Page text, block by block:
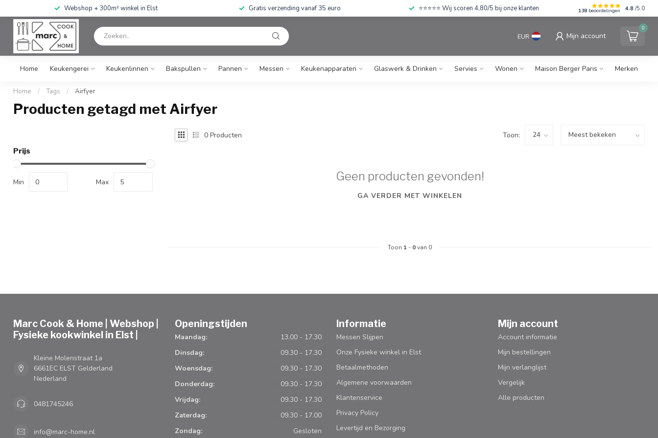
Webshop + 300m² winkel in Elst Gratis verzending vanaf 35 euro ⭐⭐⭐⭐⭐ Wij scoren 4,80/5 bij onze klanten 138 beoordelingen 4.8 /5.0
EUR Mijn account
0
Home Keukengerei Keukenlinnen Bakspullen Pannen Messen Keukenapparaten Glaswerk & Drinken Servies Wonen Maison Berger Paris Merken
Home / Tags / Airfyer
Producten getagd met Airfyer
Prijs
Min Max
0 Producten Toon:
Geen producten gevonden!
GA VERDER MET WINKELEN
Toon 1 - 0van 0
Marc Cook & Home | Webshop |
Fysieke kookwinkel in Elst |
Kleine Molenstraat 1a
6661EC ELST Gelderland
Nederland
0481745246
info@marc-home.nl
Openingstijden
Maandag:
13.00 - 17.30
Dinsdag:
09.30 - 17.30
Woensdag:
09.30 - 17.30
Donderdag:
09.30 - 17.30
Vrijdag:
09.30 - 17.30
Zaterdag:
09.30 - 17.00
Zondag:
Gesloten
Informatie
Messen Slijpen
Onze Fysieke winkel in Elst
Betaalmethoden
Algemene voorwaarden
Klantenservice
Privacy Policy
Levertijd en Bezorging
Mijn account
Account informatie
Mijn bestellingen
Mijn verlanglijst
Vergelijk
Alle producten